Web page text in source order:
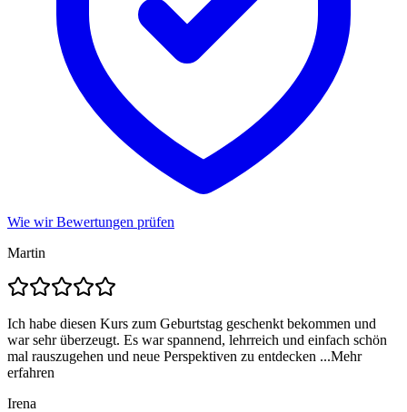
Wie wir Bewertungen prüfen
Martin
Ich habe diesen Kurs zum Geburtstag geschenkt bekommen und
war sehr überzeugt. Es war spannend, lehrreich und einfach schön
mal rauszugehen und neue Perspektiven zu entdecken ...Mehr
erfahren
Irena